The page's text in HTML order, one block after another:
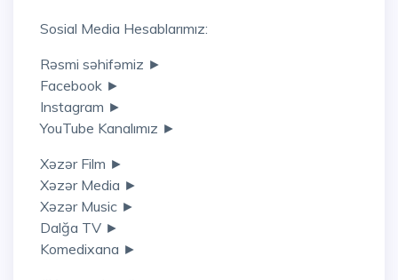
Sosial Media Hesablarımız:
Rəsmi səhifəmiz ►
Facebook ►
Instagram ►
YouTube Kanalımız ►
Xəzər Film ►
Xəzər Media ►
Xəzər Music ►
Dalğa TV ►
Komedixana ►